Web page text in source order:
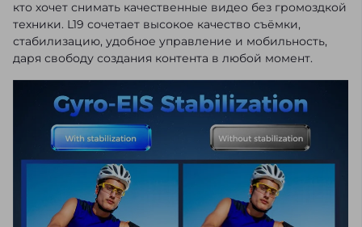
кто хочет снимать качественные видео без громоздкой
техники. L19 сочетает высокое качество съёмки,
стабилизацию, удобное управление и мобильность,
даря свободу создания контента в любой момент.